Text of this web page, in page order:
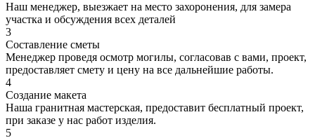
Наш менеджер, выезжает на место захоронения, для замера
участка и обсуждения всех деталей
3
Составление сметы
Менеджер проведя осмотр могилы, согласовав с вами, проект,
предоставляет смету и цену на все дальнейшие работы.
4
Создание макета
Наша гранитная мастерская, предоставит бесплатный проект,
при заказе у нас работ изделия.
5